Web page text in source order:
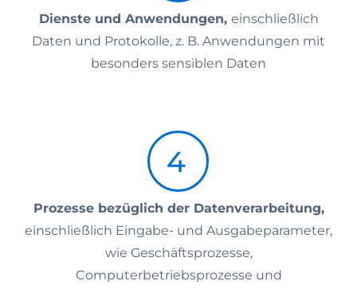
Dienste und Anwendungen, einschließlich
Daten und Protokolle, z. B. Anwendungen mit
besonders sensiblen Daten
Prozesse bezüglich der Datenverarbeitung,
einschließlich Eingabe- und Ausgabeparameter,
wie Geschäftsprozesse,
Computerbetriebsprozesse und